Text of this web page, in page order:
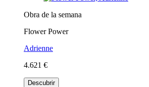
Obra de la semana
Flower Power
Adrienne
4.621 €
Descubrir